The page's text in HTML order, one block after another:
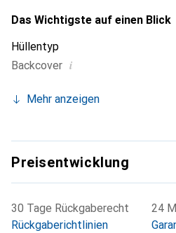
Das Wichtigste auf einen Blick
Hüllentyp
Backcover i
Mehr anzeigen
Preisentwicklung
30 Tage Rückgaberecht
Rückgaberichtlinien
24